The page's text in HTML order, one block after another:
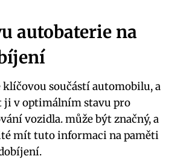
autobaterie na
součástí automobilu, a
ji v optimálním stavu pro
vozidla. může být značný, a
mít tuto informaci na paměti